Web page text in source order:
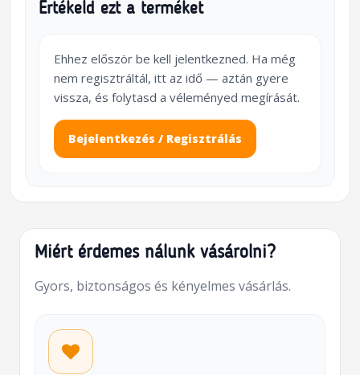
Értékeld ezt a terméket
Ehhez először be kell jelentkezned. Ha még
nem regisztráltál, itt az idő — aztán gyere
vissza, és folytasd a véleményed megírását.
Bejelentkezés / Regisztrálás
Miért érdemes nálunk vásárolni?
Gyors, biztonságos és kényelmes vásárlás.